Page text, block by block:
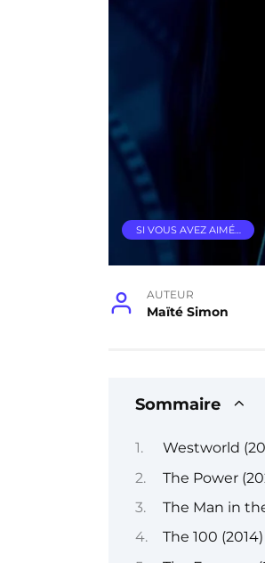
SI VOUS AVEZ AIMÉ…
AUTEUR
Maïté Simon
Sommaire
Westworld
The Power
The Man in
The 100 (2014)